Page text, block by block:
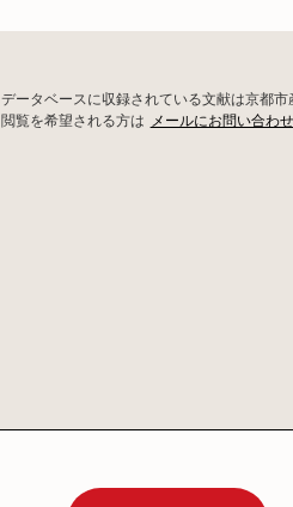
データベースに収録されている文献は京都
閲覧を希望される方は メールにお問い合わ